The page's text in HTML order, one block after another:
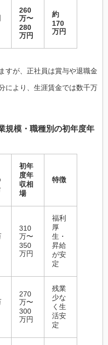
260
万〜
280
万円
約
170
万円
すが、正社員は賞与や退職金
により、生涯賃金では数千万
規模・職種別の初年度年
初年
度年
収相
場
特徴
310
万〜
350
万円
福利
厚
生・
昇給
が安
定
270
万〜
300
万円
残業
少な
く生
活安
定